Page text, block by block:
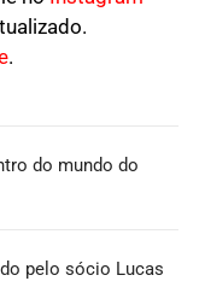
.
do mundo do
pelo sócio Lucas